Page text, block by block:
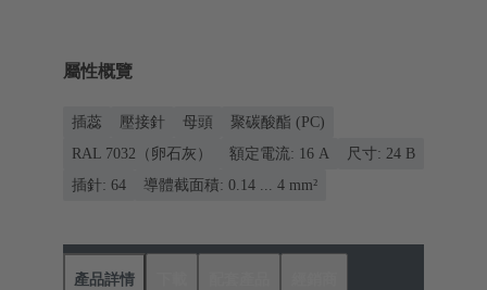
屬性概覽
插蕊 壓接針 母頭
聚碳酸酯 (PC)
RAL 7032（卵石灰）
額定電流: ‌16 A
尺寸: 24 B
插針: 64
導體截面積: 0.14 ... 4 mm²
產品詳情